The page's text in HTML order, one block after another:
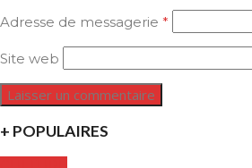
Adresse de messagerie *
Site web
+ POPULAIRES